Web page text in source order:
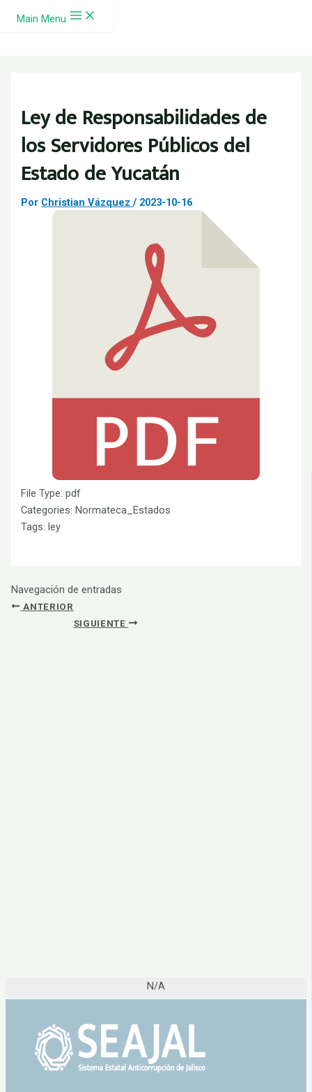
Ir al contenido
Main Menu
Ley de Responsabilidades de
los Servidores Públicos del
Estado de Yucatán
Por Christian Vázquez/ 2023-10-16
File Type:pdf
Categories:Normateca_Estados
Tags:ley
Navegación de entradas
ANTERIOR
SIGUIENTE
N/A